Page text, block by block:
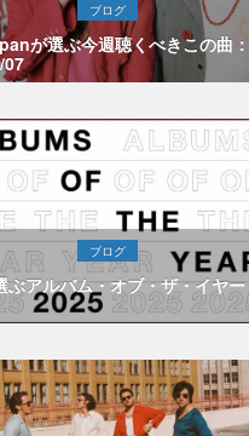
ブログ
が選ぶ今週聴くべきこの曲：
07
ブログ
ぶアルバム・オブ・ザ・イヤー